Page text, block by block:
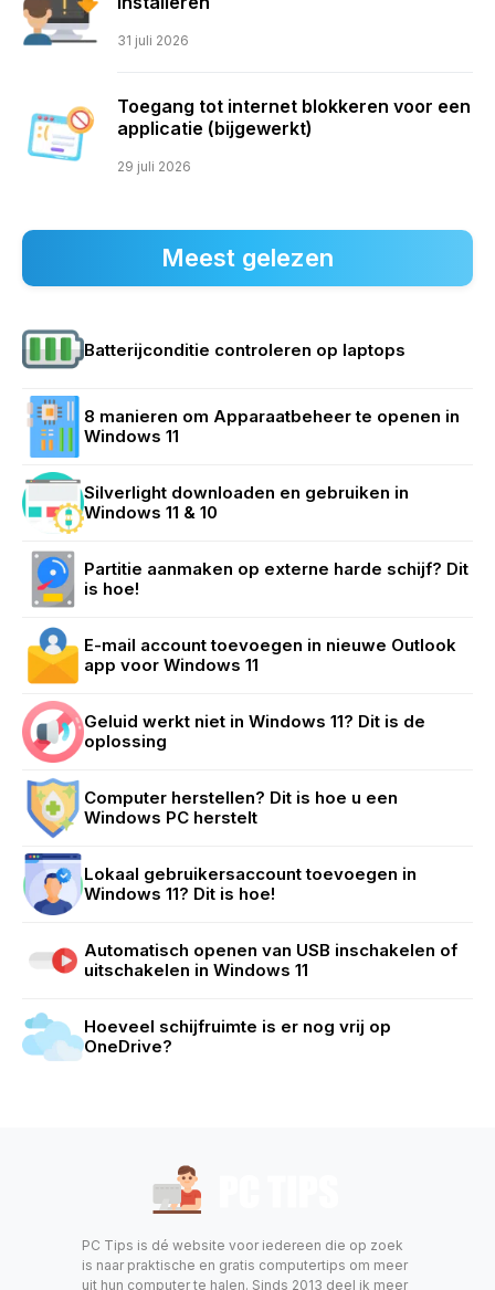
31 juli 2026
Toegang tot internet blokkeren voor een
applicatie (bijgewerkt)
29 juli 2026
Meest gelezen
Batterijconditie controleren op laptops
8 manieren om Apparaatbeheer te openen in
Windows 11
Silverlight downloaden en gebruiken in
Windows 11 & 10
Partitie aanmaken op externe harde schijf? Dit
is hoe!
E-mail account toevoegen in nieuwe Outlook
app voor Windows 11
Geluid werkt niet in Windows 11? Dit is de
oplossing
Computer herstellen? Dit is hoe u een
Windows PC herstelt
Lokaal gebruikersaccount toevoegen in
Windows 11? Dit is hoe!
Automatisch openen van USB inschakelen of
uitschakelen in Windows 11
Hoeveel schijfruimte is er nog vrij op
OneDrive?
PC Tips is dé website voor iedereen die op zoek
is naar praktische en gratis computertips om meer
uit hun computer te halen. Sinds 2013 deel ik meer